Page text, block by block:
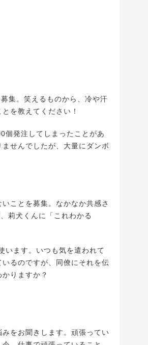
集。笑えるものから、冷や汗
を教えてください！
個発注してしまったことがあ
せんでしたが、大量にダンボ
ことを募集。なかなか共感さ
莉犬くんに「これわかる
います。いつも気を遣われて
るのですが、同僚にそれを伝
りますか？
をお聞きします。頑張ってい